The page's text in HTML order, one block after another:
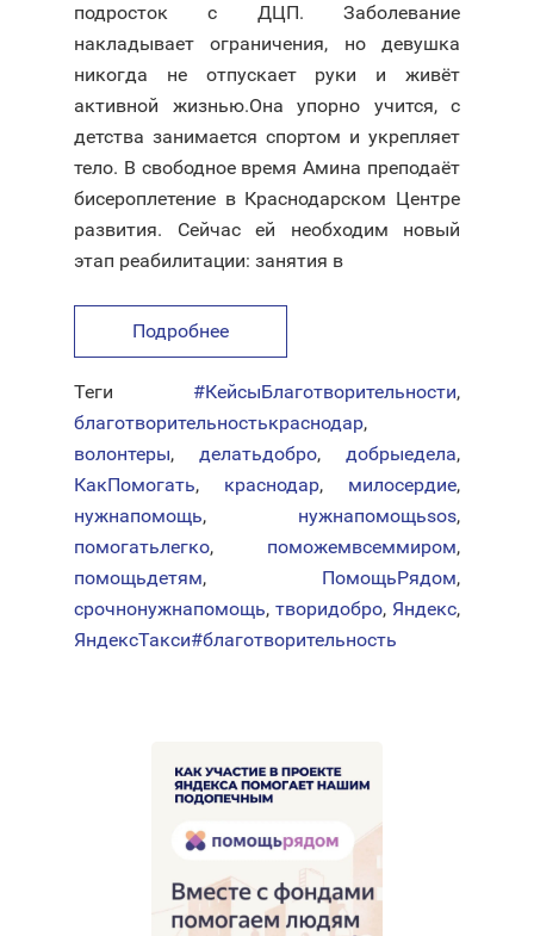
подросток с ДЦП. Заболевание
накладывает ограничения, но девушка
никогда не отпускает руки и живёт
активной жизнью.Она упорно учится, с
детства занимается спортом и укрепляет
тело. В свободное время Амина преподаёт
бисероплетение в Краснодарском Центре
развития. Сейчас ей необходим новый
этап реабилитации: занятия в
Подробнее
Теги #КейсыБлаготворительности,
благотворительностькраснодар,
волонтеры, делатьдобро, добрыедела,
КакПомогать, краснодар, милосердие,
нужнапомощь, нужнапомощьsos,
помогатьлегко, поможемвсеммиром,
помощьдетям, ПомощьРядом,
срочнонужнапомощь, творидобро, Яндекс,
ЯндексТакси#благотворительность